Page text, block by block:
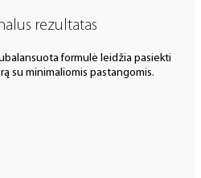
rezultatas
formulė leidžia pasiekti
su minimaliomis pastangomis.